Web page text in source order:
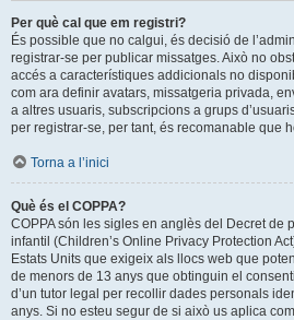
Per què cal que em registri?
És possible que no calgui, és decisió de
registrar-se per publicar missatges. Això no
accés a característiques addicionals no
com ara definir avatars, missatgeria privada,
a altres usuaris, subscripcions a grups
per registrar-se, per tant, és recomanable que
Torna a l’inici
Què és el COPPA?
COPPA són les sigles en anglès del Decret de
infantil (Children’s Online Privacy Protection
Estats Units que exigeix als llocs web que
de menors de 13 anys que obtinguin el
d’un tutor legal per recollir dades personals
anys. Si no esteu segur de si això us aplica